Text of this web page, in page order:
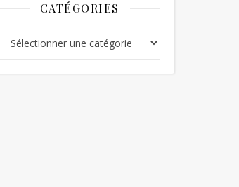
CATÉGORIES